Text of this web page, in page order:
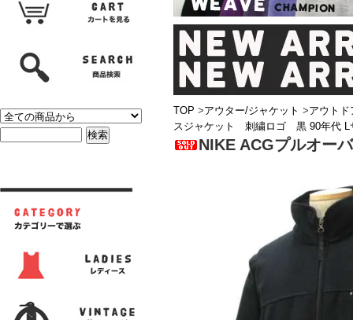
TOP >アウター/ジャケット >アウト
スジャケット 刺繍ロゴ 黒 90年代 L
NIKE ACGプルオー